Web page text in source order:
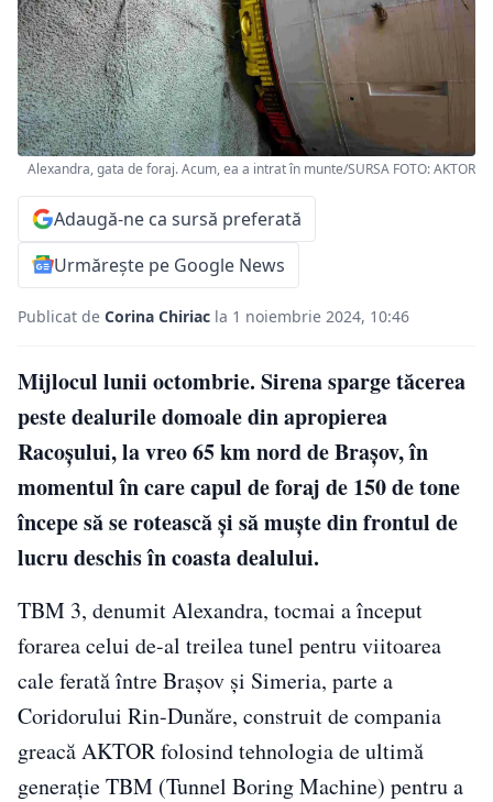
Alexandra, gata de foraj. Acum, ea a intrat în munte/SURSA FOTO: AKTOR
Adaugă-ne ca sursă preferată
Urmărește pe Google News
Publicat de Corina Chiriac la 1 noiembrie 2024, 10:46
Mijlocul lunii octombrie. Sirena sparge tăcerea
peste dealurile domoale din apropierea
Racoșului, la vreo 65 km nord de Brașov, în
momentul în care capul de foraj de 150 de tone
începe să se rotească și să muște din frontul de
lucru deschis în coasta dealului.
TBM 3, denumit Alexandra, tocmai a început
forarea celui de-al treilea tunel pentru viitoarea
cale ferată între Brașov și Simeria, parte a
Coridorului Rin-Dunăre, construit de compania
greacă AKTOR folosind tehnologia de ultimă
generație TBM (Tunnel Boring Machine) pentru a